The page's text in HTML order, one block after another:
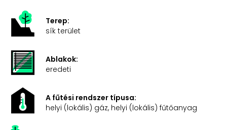
Terep:
sík terület
Ablakok:
eredeti
A fűtési rendszer típusa:
helyi (lokális) gáz, helyi (lokális) fűtőanyag